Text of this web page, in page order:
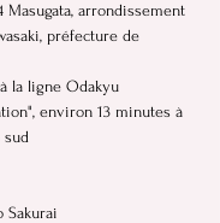
Masugata, arrondissement
préfecture de
la ligne Odakyu
environ 13 minutes à
sud
Sakurai